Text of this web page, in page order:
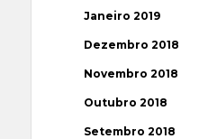
Janeiro 2019
Dezembro 2018
Novembro 2018
Outubro 2018
Setembro 2018